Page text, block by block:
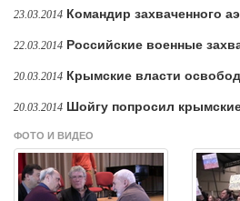
23.03.2014 Командир захваченного
22.03.2014 Российские военные
20.03.2014 Крымские власти
20.03.2014 Шойгу попросил
ФОТО И ВИДЕО